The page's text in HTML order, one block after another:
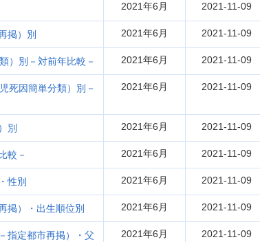
2021年6月 2021-11-09
掲）別 2021年6月 2021-11-09
）別－対前年比較－ 2021年6月 2021-11-09
死因簡単分類）別－
2021年6月 2021-11-09
別 2021年6月 2021-11-09
較－ 2021年6月 2021-11-09
性別 2021年6月 2021-11-09
掲）・出生順位別 2021年6月 2021-11-09
指定都市再掲）・父
2021年6月 2021-11-09